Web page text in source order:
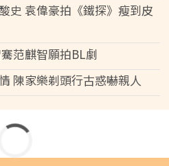
史 袁偉豪拍《鐵探》瘦到皮
范麒智願拍BL劇
陳家樂剃頭行古惑嚇親人